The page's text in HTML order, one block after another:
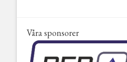
Våra sponsorer